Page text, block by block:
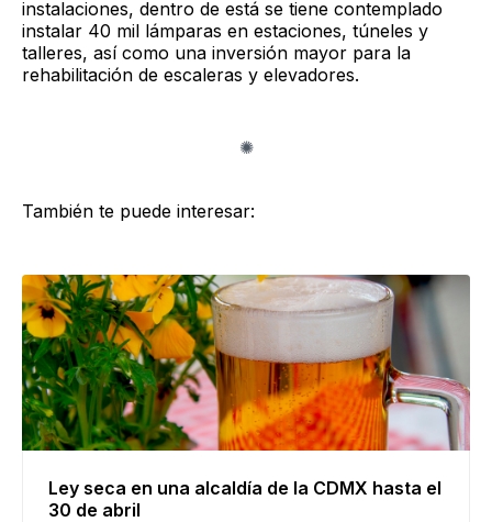
instalaciones, dentro de está se tiene contemplado
instalar 40 mil lámparas en estaciones, túneles y
talleres, así como una inversión mayor para la
rehabilitación de escaleras y elevadores.
También te puede interesar:
Ley seca en una alcaldía de la CDMX hasta el
30 de abril